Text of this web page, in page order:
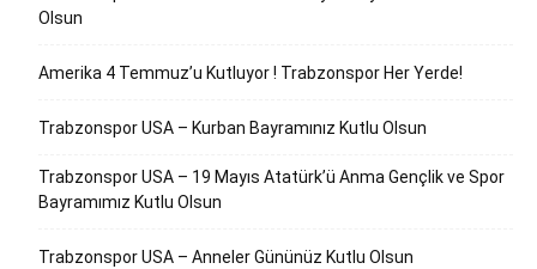
Olsun
Amerika 4 Temmuz’u Kutluyor ! Trabzonspor Her Yerde!
Trabzonspor USA – Kurban Bayramınız Kutlu Olsun
Trabzonspor USA – 19 Mayıs Atatürk’ü Anma Gençlik ve Spor
Bayramımız Kutlu Olsun
Trabzonspor USA – Anneler Gününüz Kutlu Olsun